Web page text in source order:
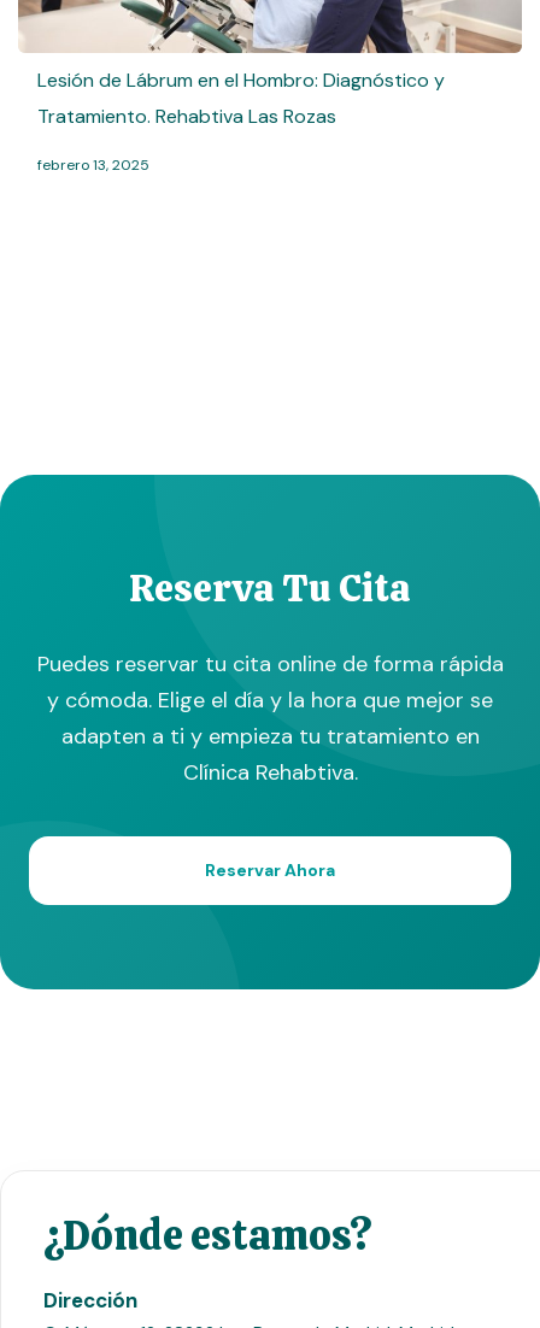
Lesión de Lábrum en el Hombro: Diagnóstico y
Tratamiento. Rehabtiva Las Rozas
febrero 13, 2025
Reserva Tu Cita
Puedes reservar tu cita online de forma rápida
y cómoda. Elige el día y la hora que mejor se
adapten a ti y empieza tu tratamiento en
Clínica Rehabtiva.
Reservar Ahora
¿Dónde estamos?
Dirección